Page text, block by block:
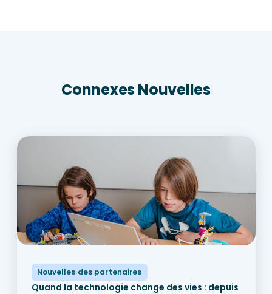
Connexes Nouvelles
Nouvelles des partenaires
Quand la technologie change des vies : depuis